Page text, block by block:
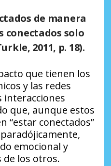
de manera
conectados solo
2011, p. 18).
que tienen los
y las redes
interacciones
que, aunque estos
“estar conectados”
emocional y
de los otros.